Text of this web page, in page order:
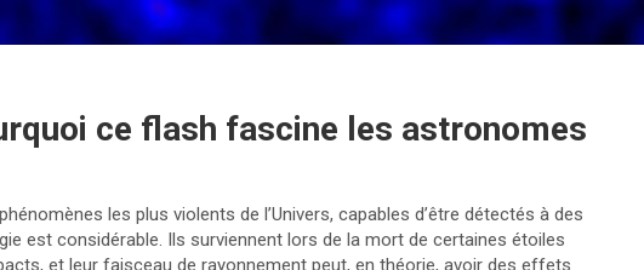
ce flash fascine les astronomes
les plus violents de l’Univers, capables d’être détectés à des
est considérable. Ils surviennent lors de la mort de certaines étoiles
et leur faisceau de rayonnement peut, en théorie, avoir des effets